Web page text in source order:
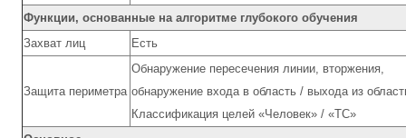
Функции, основанные на алгоритме глубокого обучения
Захват лиц
Есть
Защита периметра
Обнаружение пересечения линии, вторжения,
обнаружение входа в область / выхода из
Классификация целей «Человек» / «ТС»